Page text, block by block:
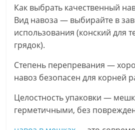
Как выбрать качественный
Вид навоза — выбирайте в
использования (конский для
грядок).
Степень перепревания —
навоз безопасен для корней
Целостность упаковки —
герметичными, без